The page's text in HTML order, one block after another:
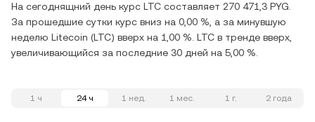
На сегоднящний день курс LTC составляет 270 471,3 PYG.
За прошедшие сутки курс вниз на 0,00 %, а за минувшую
неделю Litecoin (LTC) вверх на 1,00 %. LTC в тренде вверх,
увеличивающийся за последние 30 дней на 5,00 %.
1 ч 24 ч 1 нед. 1 мес. 1 г. 2 года